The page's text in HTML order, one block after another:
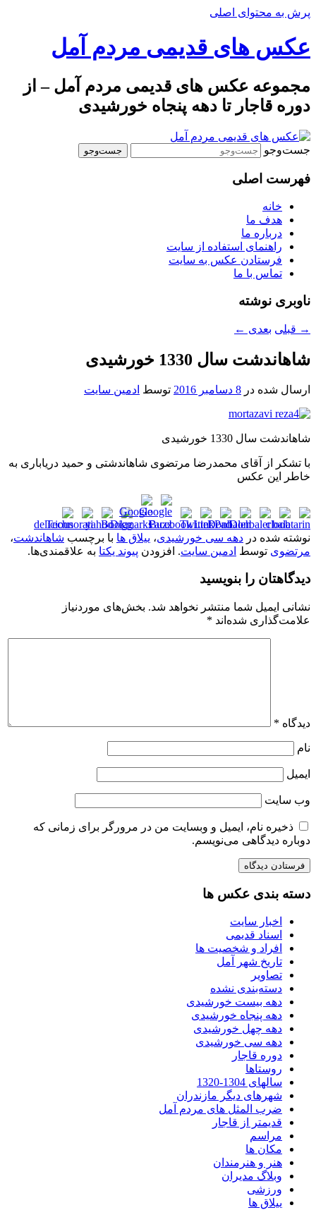
پرش به محتوای اصلی
عکس های قدیمی مردم آمل
مجموعه عکس های قدیمی مردم آمل – از
دوره قاجار تا دهه پنجاه خورشیدی
جست‌وجو
فهرست اصلی
خانه
هدف ما
درباره ما
راهنمای استفاده از سایت
فرستادن عکس به سایت
تماس با ما
ناوبری نوشته
→ قبلی بعدی ←
شاهاندشت سال 1330 خورشیدی
ارسال شده در 8 دسامبر 2016 توسط ادمین سایت
شاهاندشت سال 1330 خورشیدی
با تشکر از آقای محمدرضا مرتضوی شاهاندشتی و حمید دریاباری به
خاطر این عکس
نوشته شده در دهه سی خورشیدی، ییلاق ها با برچسب شاهاندشت،
مرتضوی توسط ادمین سایت. افزودن پیوند یکتا به علاقمندی‌ها.
دیدگاهتان را بنویسید
نشانی ایمیل شما منتشر نخواهد شد. بخش‌های موردنیاز
علامت‌گذاری شده‌اند *
دیدگاه *
نام
ایمیل
وب‌ سایت
ذخیره نام، ایمیل و وبسایت من در مرورگر برای زمانی که
دوباره دیدگاهی می‌نویسم.
دسته بندی عکس ها
اخبار سایت
اسناد قدیمی
افراد و شخصیت ها
تاریخ شهر آمل
تصاویر
دسته‌بندی نشده
دهه بیست خورشیدی
دهه پنجاه خورشیدی
دهه چهل خورشیدی
دهه سی خورشیدی
دوره قاجار
روستاها
سالهای 1304-1320
شهرهای دیگر مازندران
ضرب المثل های مردم آمل
قدیمتر از قاجار
مراسم
مکان ها
هنر و هنرمندان
وبلاگ مدیران
ورزشی
ییلاق ها